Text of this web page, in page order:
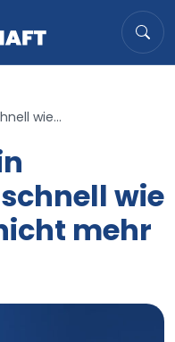
wie...
wie
mehr